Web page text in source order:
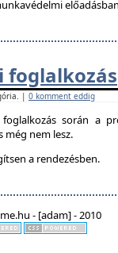
foglalkozás
| 0 komment eddig
során a
még nem lesz.
a rendezésben.
- [adam] - 2010